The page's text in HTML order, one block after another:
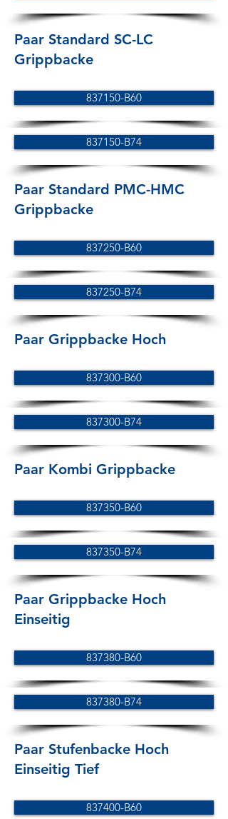
Paar Standard SC-LC
Grippbacke
837150-B60
837150-B74
Paar Standard PMC-HMC
Grippbacke
837250-B60
837250-B74
Paar Grippbacke Hoch
837300-B60
837300-B74
Paar Kombi Grippbacke
837350-B60
837350-B74
Paar Grippbacke Hoch
Einseitig
837380-B60
837380-B74
Paar Stufenbacke Hoch
Einseitig Tief
837400-B60